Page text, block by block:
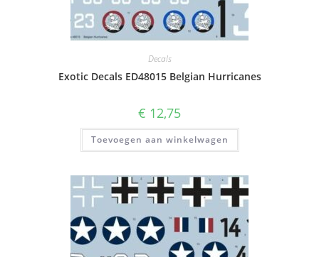
Decals
Exotic Decals ED48015 Belgian Hurricanes
€ 12,75
Toevoegen aan winkelwagen